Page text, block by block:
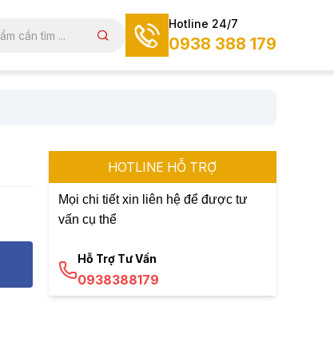
Hotline 24/7
0938 388 179
HOTLINE HỖ TRỢ
Mọi chi tiết xin liên hệ để được tư
vấn cụ thể
Hỗ Trợ Tư Vấn
0938388179